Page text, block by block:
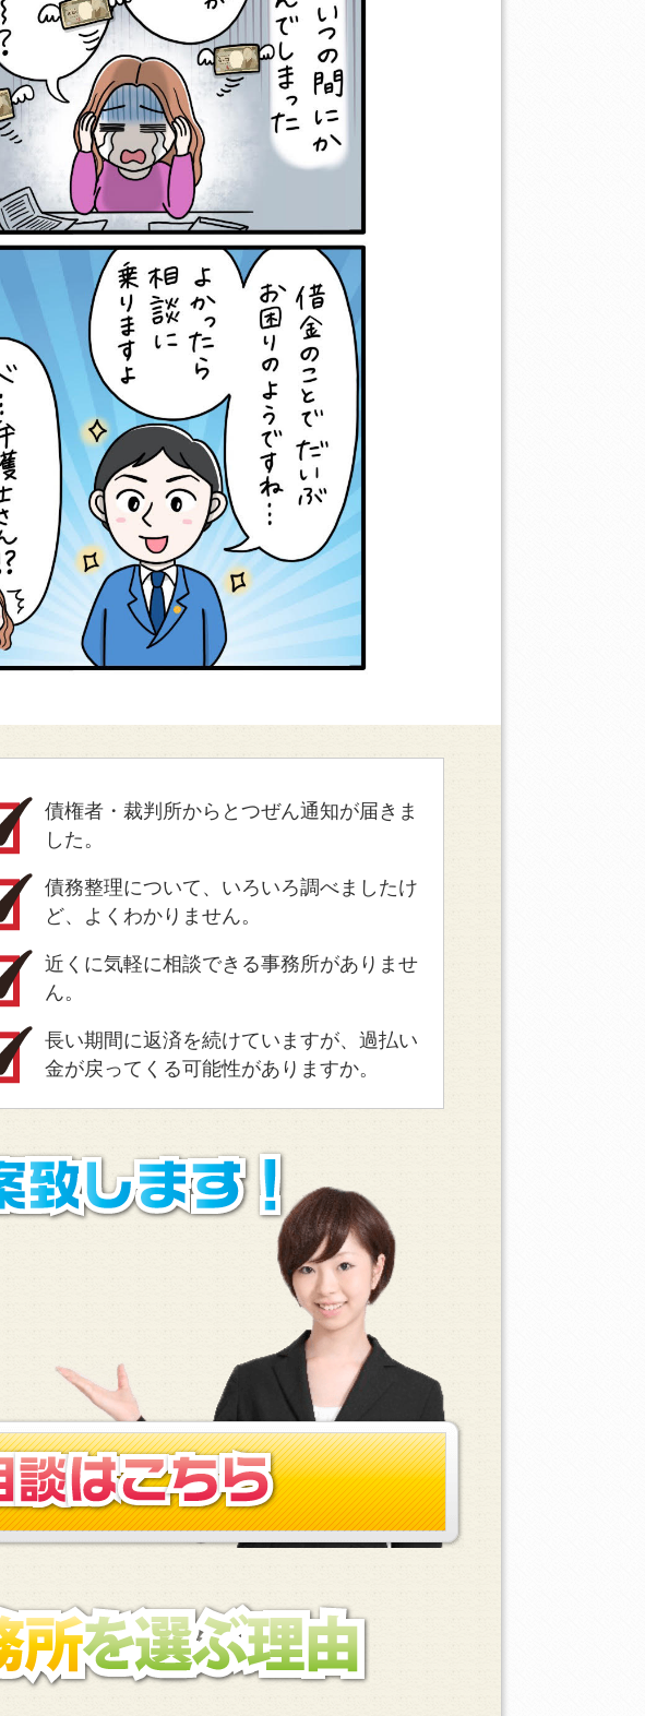
債権者・裁判所からとつぜん通知が届きま
した。
債務整理について、いろいろ調べましたけ
ど、よくわかりません。
近くに気軽に相談できる事務所がありませ
ん。
長い期間に返済を続けていますが、過払い
金が戻ってくる可能性がありますか。